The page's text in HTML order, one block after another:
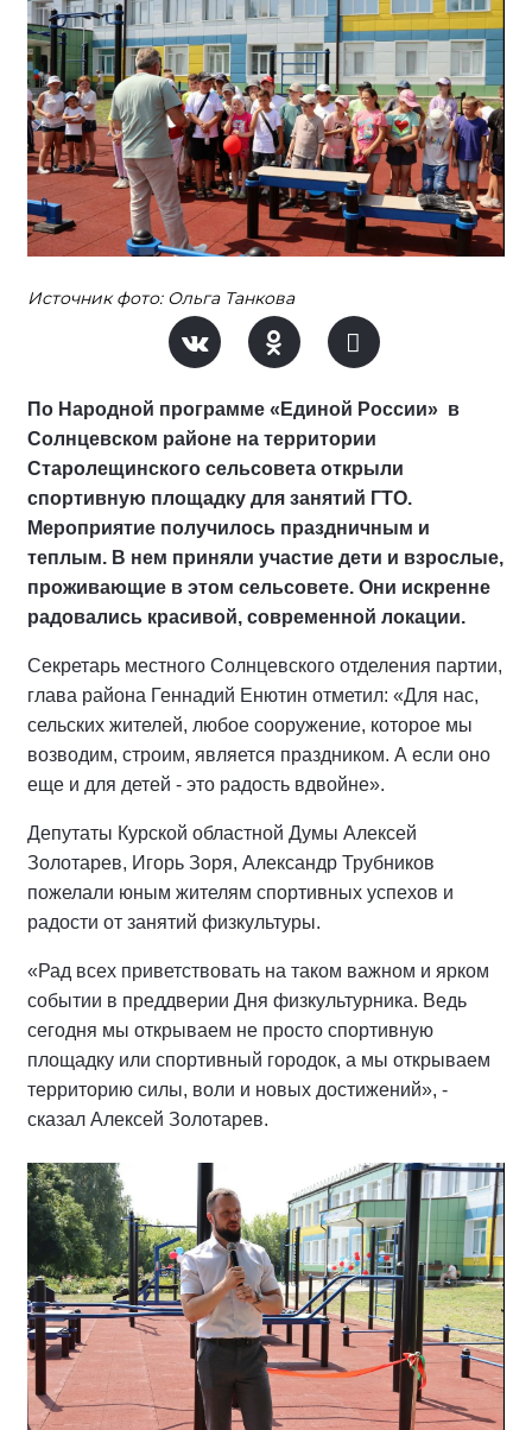
Источник фото: Ольга Танкова
По Народной программе «Единой России» в
Солнцевском районе на территории
Старолещинского сельсовета открыли
спортивную площадку для занятий ГТО.
Мероприятие получилось праздничным и
теплым. В нем приняли участие дети и взрослые,
проживающие в этом сельсовете. Они искренне
радовались красивой, современной локации.
Секретарь местного Солнцевского отделения партии,
глава района Геннадий Енютин отметил: «Для нас,
сельских жителей, любое сооружение, которое мы
возводим, строим, является праздником. А если оно
еще и для детей - это радость вдвойне».
Депутаты Курской областной Думы Алексей
Золотарев, Игорь Зоря, Александр Трубников
пожелали юным жителям спортивных успехов и
радости от занятий физкультуры.
«Рад всех приветствовать на таком важном и ярком
событии в преддверии Дня физкультурника. Ведь
сегодня мы открываем не просто спортивную
площадку или спортивный городок, а мы открываем
территорию силы, воли и новых достижений», -
сказал Алексей Золотарев.